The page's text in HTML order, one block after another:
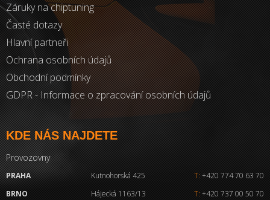
Záruky na chiptuning
Časté dotazy
Hlavní partneři
Ochrana osobních údajů
Obchodní podmínky
GDPR - Informace o zpracování osobních údajů
KDE NÁS NAJDETE
Provozovny
PRAHA Kutnohorská 425 T: +420 774 70 63 70
BRNO
Hájecká 1163/13 T: +420 737 00 50 70